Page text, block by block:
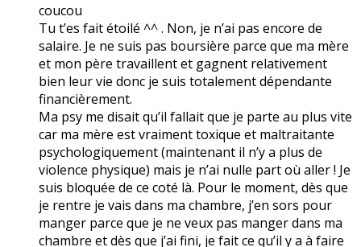
coucou
Tu t’es fait étoilé ^^ . Non, je n’ai pas encore de
salaire. Je ne suis pas boursière parce que ma mère
et mon père travaillent et gagnent relativement
bien leur vie donc je suis totalement dépendante
financièrement.
Ma psy me disait qu’il fallait que je parte au plus vite
car ma mère est vraiment toxique et maltraitante
psychologiquement (maintenant il n’y a plus de
violence physique) mais je n’ai nulle part où aller ! Je
suis bloquée de ce coté là. Pour le moment, dès que
je rentre je vais dans ma chambre, j’en sors pour
manger parce que je ne veux pas manger dans ma
chambre et dès que j’ai fini, je fait ce qu’il y a à faire